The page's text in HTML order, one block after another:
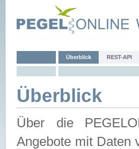
Überblick REST-API
Überblick
Über die
Angebote mit Daten